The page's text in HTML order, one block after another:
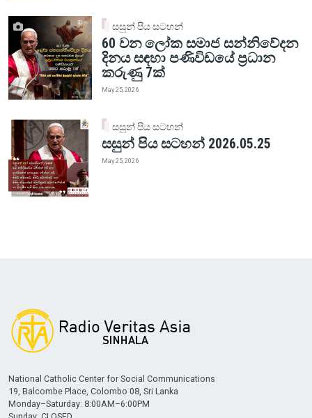
සසුන් පිය සටහන්
60 වන ලෝක සමාජ සන්නිවේදන
දිනය සඳහා පණිවිඩයේ ප්‍රධාන
කරුණු 7ක්
May 25, 2026
සසුන් පිය සටහන්
සසුන් පිය සටහන් 2026.05.25
May 25, 2026
National Catholic Center for Social Communications
19, Balcombe Place, Colombo 08, Sri Lanka
Monday–Saturday: 8:00AM–6:00PM